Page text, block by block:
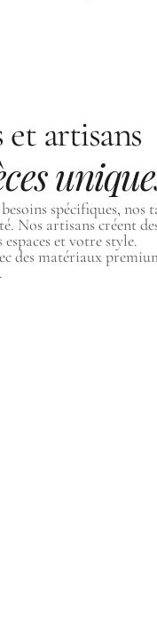
et artisans
spécifiques, nos
Nos artisans créent
espaces et votre style.
des matériaux